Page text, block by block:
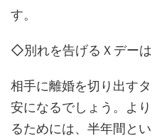
す。
◇別れを告げるＸデーは
相手に離婚を切り出す
安になるでしょう。よ
るためには、半年間と